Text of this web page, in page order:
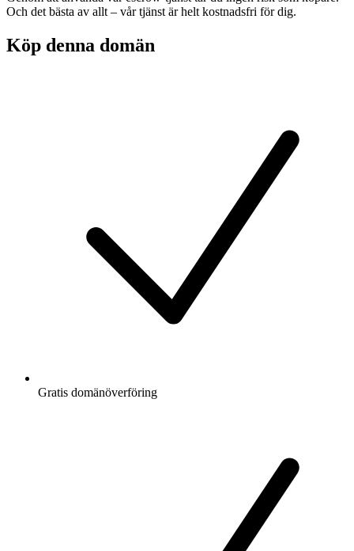
Och det bästa av allt – vår tjänst är helt kostnadsfri för dig.
Köp denna domän
Gratis domänöverföring